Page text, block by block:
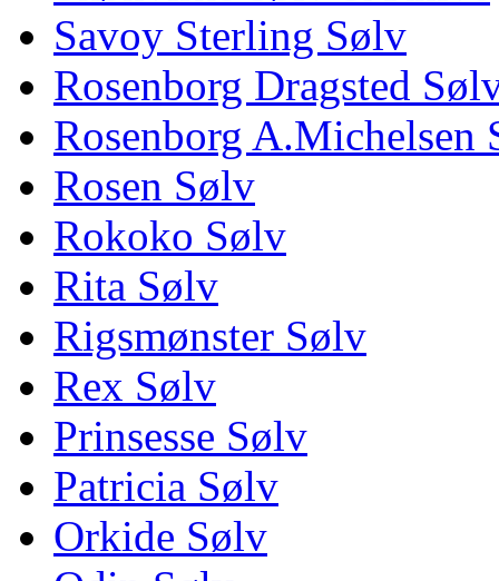
Savoy Sterling Sølv
Rosenborg Dragsted
Rosenborg A.Michelsen
Rosen Sølv
Rokoko Sølv
Rita Sølv
Rigsmønster Sølv
Rex Sølv
Prinsesse Sølv
Patricia Sølv
Orkide Sølv